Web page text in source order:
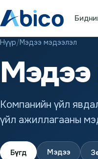
Нүүр/Мэдээ мэдээлэл
Мэдээ
Компанийн үйл
үйл ажиллагааны
Бүгд Мэдээ